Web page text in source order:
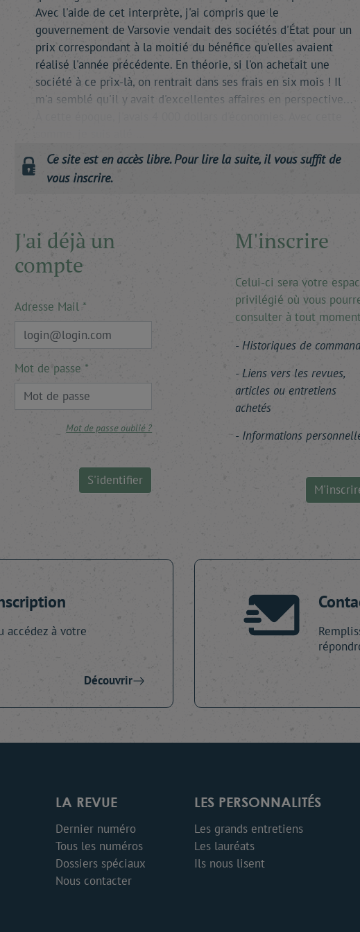
Avec l'aide de cet interprète, j'ai compris que le
gouvernement de Varsovie vendait des sociétés d'État pour un
prix correspondant à la moitié du bénéfice qu'elles avaient
réalisé l'année précédente. En théorie, si l'on achetait une
société à ce prix-là, on rentrait dans ses frais en six mois ! Il
m'a semblé qu'il y avait d'excellentes affaires en perspective...
Ce site est en accès libre. Pour lire la suite, il vous suffit de
vous inscrire.
J'ai déjà un
compte
Adresse Mail
Mot de passe
Mot de passe oublié ?
S'identifier
M'inscrire
Celui-ci sera votre
privilégié où vous
consulter à tout
Historiques de
Liens vers les revues,
articles ou entretiens
achetés
Informations
accédez à votre
Découvrir
LA REVUE
Dernier numéro
Tous les numéros
Dossiers spéciaux
Nous contacter
LES PERSONNALITÉS
Les grands entretiens
Les lauréats
Ils nous lisent